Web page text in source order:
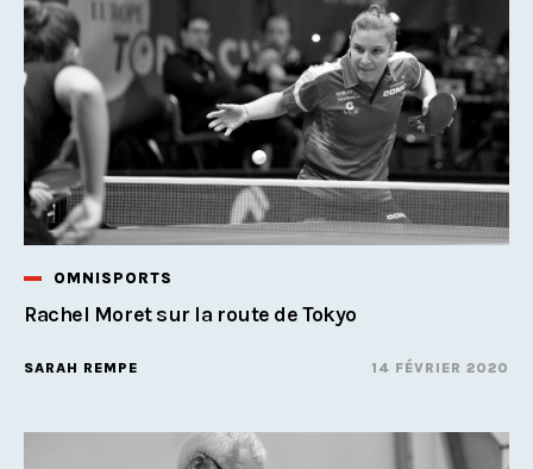
OMNISPORTS
Rachel Moret sur la route de Tokyo
SARAH REMPE 14 FÉVRIER 2020